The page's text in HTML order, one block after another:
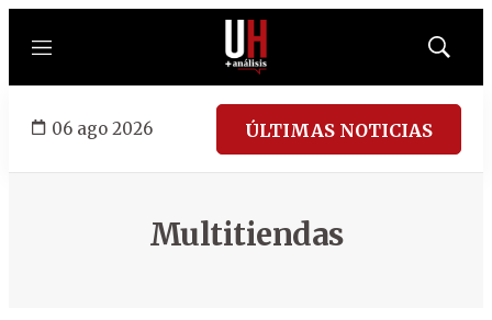
Menú
Mostrar
06 ago 2026 ÚLTIMAS NOTICIAS
Multitiendas